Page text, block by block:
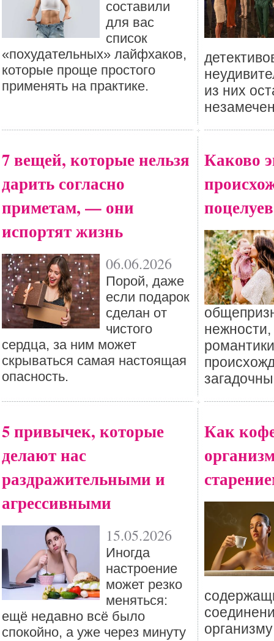
составили
для вас
список
«похудательных» лайфхаков,
которые проще простого
применять на практике.
из них
7 вещей, которые нельзя
дарить согласно
приметам, — они
испортят жизнь
06.06.2026
Порой, даже
если подарок
сделан от
чистого
сердца, за ним может
скрываться самая настоящая
опасность.
Каково
5 привычек, которые
делают нас
раздражительными и
агрессивными
15.05.2026
Иногда
настроение
может резко
меняться:
ещё недавно всё было
спокойно, а уже через минуту
Как